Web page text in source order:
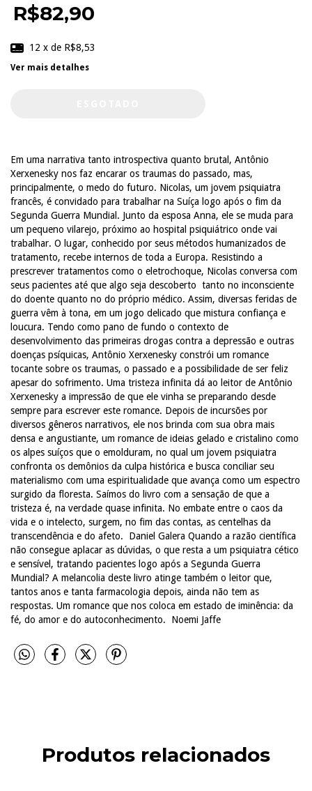
R$82,90
12 x de R$8,53
Ver mais detalhes
Em uma narrativa tanto introspectiva quanto brutal, Antônio
Xerxenesky nos faz encarar os traumas do passado, mas,
principalmente, o medo do futuro. Nicolas, um jovem psiquiatra
francês, é convidado para trabalhar na Suíça logo após o fim da
Segunda Guerra Mundial. Junto da esposa Anna, ele se muda para
um pequeno vilarejo, próximo ao hospital psiquiátrico onde vai
trabalhar. O lugar, conhecido por seus métodos humanizados de
tratamento, recebe internos de toda a Europa. Resistindo a
prescrever tratamentos como o eletrochoque, Nicolas conversa com
seus pacientes até que algo seja descoberto  tanto no inconsciente
do doente quanto no do próprio médico. Assim, diversas feridas de
guerra vêm à tona, em um jogo delicado que mistura confiança e
loucura. Tendo como pano de fundo o contexto de
desenvolvimento das primeiras drogas contra a depressão e outras
doenças psíquicas, Antônio Xerxenesky constrói um romance
tocante sobre os traumas, o passado e a possibilidade de ser feliz
apesar do sofrimento. Uma tristeza infinita dá ao leitor de Antônio
Xerxenesky a impressão de que ele vinha se preparando desde
sempre para escrever este romance. Depois de incursões por
diversos gêneros narrativos, ele nos brinda com sua obra mais
densa e angustiante, um romance de ideias gelado e cristalino como
os alpes suíços que o emolduram, no qual um jovem psiquiatra
confronta os demônios da culpa histórica e busca conciliar seu
materialismo com uma espiritualidade que avança como um espectro
surgido da floresta. Saímos do livro com a sensação de que a
tristeza é, na verdade quase infinita. No embate entre o caos da
vida e o intelecto, surgem, no fim das contas, as centelhas da
transcendência e do afeto.  Daniel Galera Quando a razão científica
não consegue aplacar as dúvidas, o que resta a um psiquiatra cético
e sensível, tratando pacientes logo após a Segunda Guerra
Mundial? A melancolia deste livro atinge também o leitor que,
tantos anos e tanta farmacologia depois, ainda não tem as
respostas. Um romance que nos coloca em estado de iminência: da
fé, do amor e do autoconhecimento.  Noemi Jaffe
Produtos relacionados